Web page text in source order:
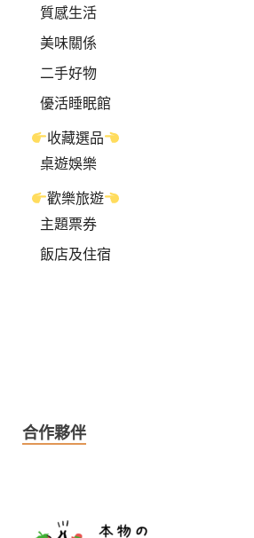
質感生活
美味關係
二手好物
優活睡眠館
收藏選品
桌遊娛樂
歡樂旅遊
主題票券
飯店及住宿
合作夥伴